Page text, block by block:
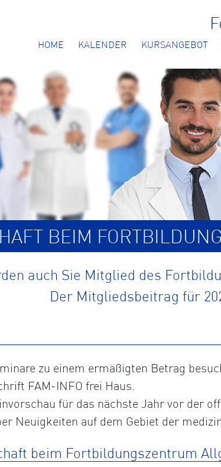
HOME KALENDER KURSANGEBOT
BEIM
auch Sie Mitglied des
Der Mitgliedsbeitrag für
zu einem ermäßigten Betrag
FAM-INFO frei Haus.
für das nächste Jahr vor der
Neuigkeiten auf dem Gebiet der
beim Fortbildungszentrum